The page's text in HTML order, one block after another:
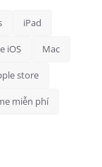
iPad
iOS Mac
store
miễn phí